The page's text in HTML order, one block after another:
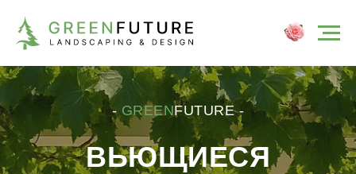
- GREENFUTURE -
ВЬЮЩИЕСЯ